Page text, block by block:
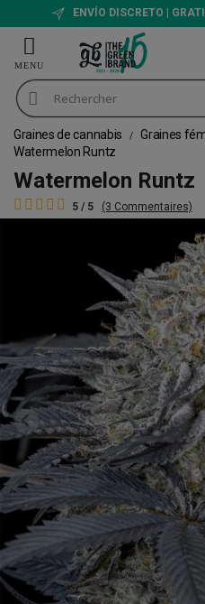
ENVÍO DISCRETO |
Graines de cannabis Graines
Watermelon Runtz
Watermelon Runtz
5 / 5 (3 Commentaires)